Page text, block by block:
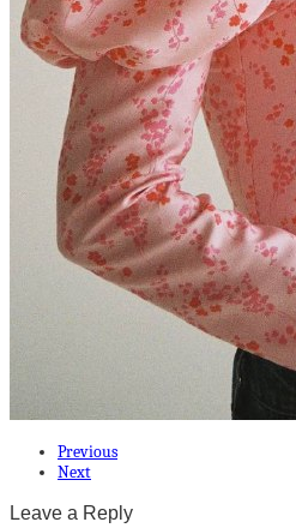
Previous
Next
Leave a Reply